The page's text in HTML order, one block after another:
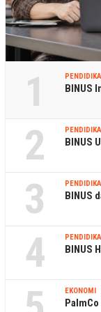
1 BINUS
2 BINUS
3 BINUS
4 BINUS
EKONOMI